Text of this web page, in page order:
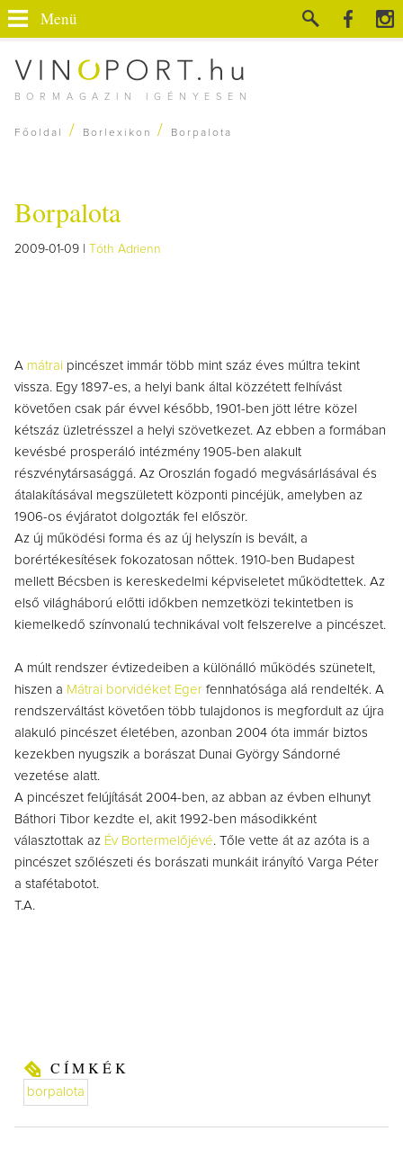
BORMAGAZIN IGÉNYESEN
Menü
Főoldal / Borlexikon / Borpalota
Borpalota
2009-01-09 | Tóth Adrienn
A mátrai pincészet immár több mint száz éves múltra tekint
vissza. Egy 1897-es, a helyi bank által közzétett felhívást
követően csak pár évvel később, 1901-ben jött létre közel
kétszáz üzletrésszel a helyi szövetkezet. Az ebben a formában
kevésbé prosperáló intézmény 1905-ben alakult
részvénytársasággá. Az Oroszlán fogadó megvásárlásával és
átalakításával megszületett központi pincéjük, amelyben az
1906-os évjáratot dolgozták fel először.
Az új működési forma és az új helyszín is bevált, a
borértékesítések fokozatosan nőttek. 1910-ben Budapest
mellett Bécsben is kereskedelmi képviseletet működtettek. Az
első világháború előtti időkben nemzetközi tekintetben is
kiemelkedő színvonalú technikával volt felszerelve a pincészet.
A múlt rendszer évtizedeiben a különálló működés szünetelt,
hiszen a Mátrai borvidéket Eger fennhatósága alá rendelték. A
rendszerváltást követően több tulajdonos is megfordult az újra
alakuló pincészet életében, azonban 2004 óta immár biztos
kezekben nyugszik a borászat Dunai György Sándorné
vezetése alatt.
A pincészet felújítását 2004-ben, az abban az évben elhunyt
Báthori Tibor kezdte el, akit 1992-ben másodikként
választottak az Év Bortermelőjévé. Tőle vette át az azóta is a
pincészet szőlészeti és borászati munkáit irányító Varga Péter
a stafétabotot.
T.A.
CÍMKÉK
borpalota